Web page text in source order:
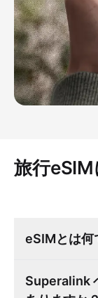
旅行
eSIMとは何
Superalink